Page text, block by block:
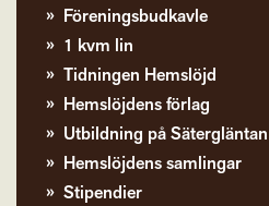
Föreningsbudkavle
1 kvm lin
Tidningen Hemslöjd
Hemslöjdens förlag
Utbildning på Sätergläntan
Hemslöjdens samlingar
Stipendier